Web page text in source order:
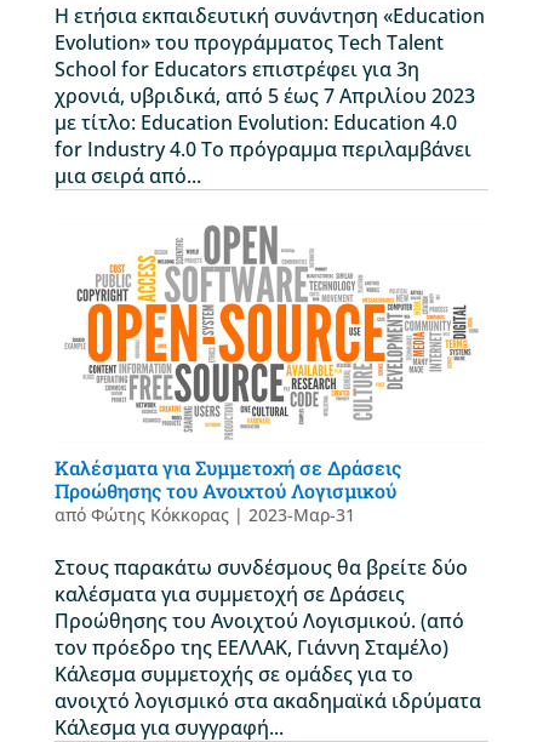
Η ετήσια εκπαιδευτική συνάντηση «Education
Evolution» του προγράμματος Tech Talent
School for Educators επιστρέφει για 3η
χρονιά, υβριδικά, από 5 έως 7 Απριλίου 2023
με τίτλο: Education Evolution: Education 4.0
for Industry 4.0 Το πρόγραμμα περιλαμβάνει
μια σειρά από...
Καλέσματα για Συμμετοχή σε Δράσεις
Προώθησης του Ανοιχτού Λογισμικού
από Φώτης Κόκκορας| 2023-Μαρ-31
Στους παρακάτω συνδέσμους θα βρείτε δύο
καλέσματα για συμμετοχή σε Δράσεις
Προώθησης του Ανοιχτού Λογισμικού. (από
τον πρόεδρο της ΕΕΛΛΑΚ, Γιάννη Σταμέλο)
Κάλεσμα συμμετοχής σε ομάδες για το
ανοιχτό λογισμικό στα ακαδημαϊκά ιδρύματα
Κάλεσμα για συγγραφή...